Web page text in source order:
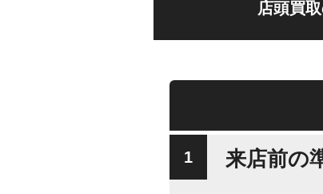
店頭買
来店前の